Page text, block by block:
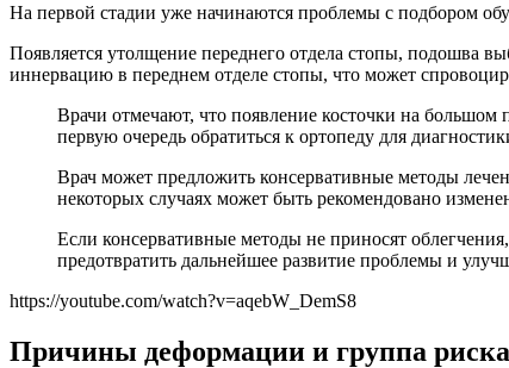
На первой стадии уже начинаются проблемы с подбором
Появляется утолщение переднего отдела стопы, подошва
иннервацию в переднем отделе стопы, что может
Врачи отмечают, что появление косточки на
первую очередь обратиться к ортопеду для
Врач может предложить консервативные методы
некоторых случаях может быть рекомендовано
Если консервативные методы не приносят
предотвратить дальнейшее развитие проблемы и
https://youtube.com/watch?v=aqebW_DemS8
Причины деформации и группа риска